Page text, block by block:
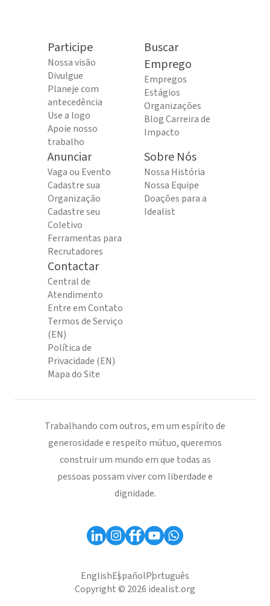
Participe
Nossa visão
Divulgue
Planeje com
antecedência
Use a logo
Apoie nosso
trabalho
Buscar
Emprego
Empregos
Estágios
Organizações
Blog Carreira de
Impacto
Anunciar
Vaga ou Evento
Cadastre sua
Organização
Cadastre seu
Coletivo
Ferramentas para
Recrutadores
Sobre Nós
Nossa História
Nossa Equipe
Doações para a
Idealist
Contactar
Central de
Atendimento
Entre em Contato
Termos de Serviço
(EN)
Política de
Privacidade (EN)
Mapa do Site
Trabalhando com outros, em um espírito de
generosidade e respeito mútuo, queremos
construir um mundo em que todas as
pessoas possam viver com liberdade e
dignidade.
EnglishEspañolPortuguês
Copyright © 2026 idealist.org